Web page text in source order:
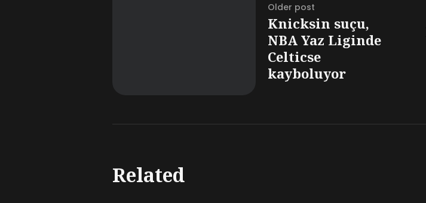
Older post
Knicksin suçu,
NBA Yaz Liginde
Celticse
kayboluyor
Related